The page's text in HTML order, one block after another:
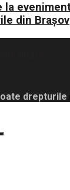
din Brașov